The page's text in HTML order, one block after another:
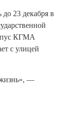
23 декабря в
КГМА
с улицей
жизнь», —